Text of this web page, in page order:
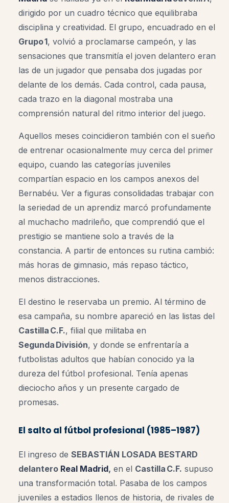
dirigido por un cuadro técnico que equilibraba
disciplina y creatividad. El grupo, encuadrado en el
Grupo 1, volvió a proclamarse campeón, y las
sensaciones que transmitía el joven delantero eran
las de un jugador que pensaba dos jugadas por
delante de los demás. Cada control, cada pausa,
cada trazo en la diagonal mostraba una
comprensión natural del ritmo interior del juego.
Aquellos meses coincidieron también con el sueño
de entrenar ocasionalmente muy cerca del primer
equipo, cuando las categorías juveniles
compartían espacio en los campos anexos del
Bernabéu. Ver a figuras consolidadas trabajar con
la seriedad de un aprendiz marcó profundamente
al muchacho madrileño, que comprendió que el
prestigio se mantiene solo a través de la
constancia. A partir de entonces su rutina cambió:
más horas de gimnasio, más repaso táctico,
menos distracciones.
El destino le reservaba un premio. Al término de
esa campaña, su nombre apareció en las listas del
Castilla C.F., filial que militaba en
Segunda División, y donde se enfrentaría a
futbolistas adultos que habían conocido ya la
dureza del fútbol profesional. Tenía apenas
dieciocho años y un presente cargado de
promesas.
El salto al fútbol profesional (1985–1987)
El ingreso de SEBASTIÁN LOSADA BESTARD
delantero Real Madrid, en el Castilla C.F. supuso
una transformación total. Pasaba de los campos
juveniles a estadios llenos de historia, de rivales de